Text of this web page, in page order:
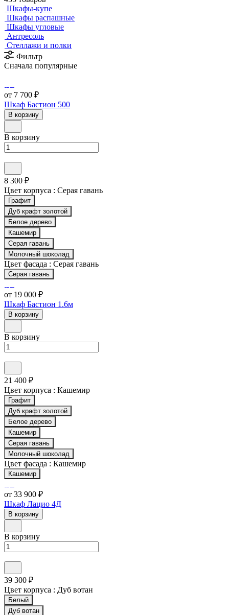
Шкафы-купе
Шкафы распашные
Шкафы угловые
Антресоль
Стеллажи и полки
Фильтр
Сначала популярные
от 7 700 ₽
Шкаф Бастион 500
В корзину
В корзину
8 300 ₽
Цвет корпуса : Серая гавань
Графит
Дуб крафт золотой
Белое дерево
Кашемир
Серая гавань
Молочный шоколад
Цвет фасада : Серая гавань
Серая гавань
от 19 000 ₽
Шкаф Бастион 1.6м
В корзину
В корзину
21 400 ₽
Цвет корпуса : Кашемир
Графит
Дуб крафт золотой
Белое дерево
Кашемир
Серая гавань
Молочный шоколад
Цвет фасада : Кашемир
Кашемир
от 33 900 ₽
Шкаф Лацио 4Д
В корзину
В корзину
39 300 ₽
Цвет корпуса : Дуб вотан
Белый
Дуб вотан